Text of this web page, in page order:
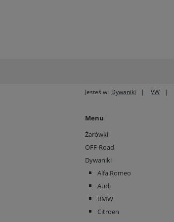
Jesteś w: Dywaniki VW
Menu
Żarówki
OFF-Road
Dywaniki
Alfa Romeo
Audi
BMW
Citroen